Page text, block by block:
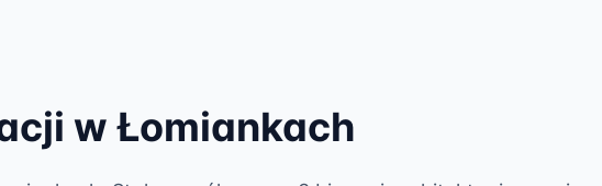
w Łomiankach